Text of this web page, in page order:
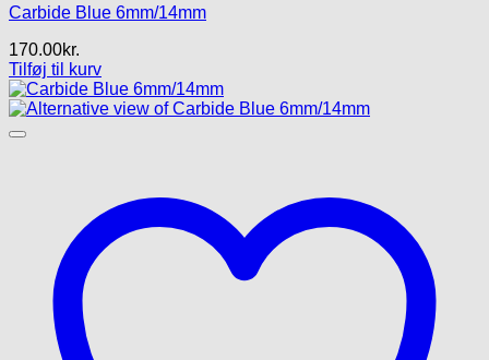
Carbide Blue 6mm/14mm
170.00kr.
Tilføj til kurv